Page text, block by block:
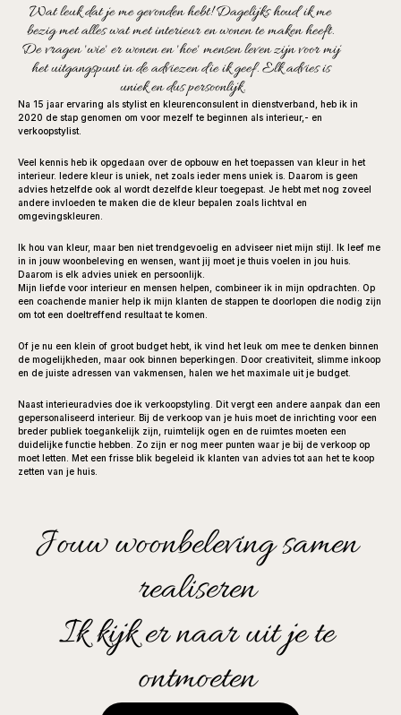
Wat leuk dat je me gevonden hebt! Dagelijks houd ik me
bezig met alles wat met interieur en wonen te maken heeft.
De vragen 'wie' er wonen en 'hoe' mensen leven zijn voor mij
het uitgangspunt in de adviezen die ik geef. Elk advies is
uniek en dus persoonlijk.
Na 15 jaar ervaring als stylist en kleurenconsulent in dienstverband, heb ik in
2020 de stap genomen om voor mezelf te beginnen als interieur,- en
verkoopstylist.
Veel kennis heb ik opgedaan over de opbouw en het toepassen van kleur in het
interieur. Iedere kleur is uniek, net zoals ieder mens uniek is. Daarom is geen
advies hetzelfde ook al wordt dezelfde kleur toegepast. Je hebt met nog zoveel
andere invloeden te maken die de kleur bepalen zoals lichtval en
omgevingskleuren.
Ik hou van kleur, maar ben niet trendgevoelig en adviseer niet mijn stijl. Ik leef me
in in jouw woonbeleving en wensen, want jij moet je thuis voelen in jou huis.
Daarom is elk advies uniek en persoonlijk.
Mijn liefde voor interieur en mensen helpen, combineer ik in mijn opdrachten. Op
een coachende manier help ik mijn klanten de stappen te doorlopen die nodig zijn
om tot een doeltreffend resultaat te komen.
Of je nu een klein of groot budget hebt, ik vind het leuk om mee te denken binnen
de mogelijkheden, maar ook binnen beperkingen. Door creativiteit, slimme inkoop
en de juiste adressen van vakmensen, halen we het maximale uit je budget.
Naast interieuradvies doe ik verkoopstyling. Dit vergt een andere aanpak dan een
gepersonaliseerd interieur. Bij de verkoop van je huis moet de inrichting voor een
breder publiek toegankelijk zijn, ruimtelijk ogen en de ruimtes moeten een
duidelijke functie hebben. Zo zijn er nog meer punten waar je bij de verkoop op
moet letten. Met een frisse blik begeleid ik klanten van advies tot aan het te koop
zetten van je huis.
Jouw woonbeleving samen
realiseren
Ik kijk er naar uit je te
ontmoeten